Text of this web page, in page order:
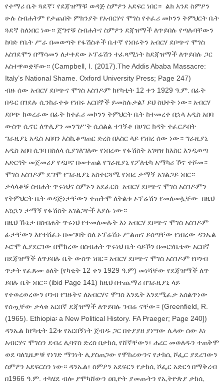
የተማሪ ቤት ጓደኛ፣ የደጃዝማቹ ወዳጅ ስምዖን አደፍር ነበር። ልክ እንደ ስምዖን
ሁሉ ስብሐትም የታጨበት ምክንያት የአብርሃና ሞገስ የተፈሪ መኮንን ትምህርት ቤት
ጓደኛ ስለነበር ነው። ጀግኖቹ ስብሐትና ስምዖን ደጃዝማች ለጥይበሉ የጣሉባቸውን
ከባድ የቤት ሥራ በመወጣት የፋሽስቶች ቤተኛ የነበሩትን አብርሃ ደቦጭና ሞገስ
አስገደሞን በማሳመን ለታቀደው ኦፕሬሽን ተፈጻሚነት ከደጃዝማች ለጥይበሉ ጋር
አስተዋወቋቸው። (Campbell, I. (2017).The Addis Ababa Massacre:
Italy’s National Shame. Oxford University Press; Page 247)
ብዙ ሰው አብርሃ ደቦጭና ሞገስ አስገዶም ከየካቲት 12 ቀን 1929 ዓ.ም. በፊት
በዱር በገደሉ ሲንከራተቱ የነበሩ አርበኞች ይመስሉታል፤ ይህ ስህተት ነው። አብርሃ
ደቦጭ ከወረራው በፊት ከተፈሪ መኮንን ትምህርት ቤት ከተመረቀ በኋላ አዲስ አበባ
ውስጥ ሲኖር ለጥሊያን መንግሥት ሲሰልል ተገኝቶ በሀገር ክዳት ተፈርዶበት
ግራዚያኒ አዲስ አበባን እስኪቆጣጠር ድረስ በእስር ላይ የነበረ ሰው ነው። ግራዚያኒ
አዲስ አበባ ሲገባ በስለላ ሲያገለግለው የነበረው የፋሽስት አገዛዝ ከእስር እንዲወጣ
አድርጎት መጀመሪያ የዲቦኖ በመቀጠል የግራዚያኒ የፖለቲካ አማካሪ ኾኖ ተሾመ።
ሞገስ አስገዶም ደግሞ የግራዚያኒ አስተርጓሚ የነበረ ታማኝ አገልጋይ ነበር።
ታላላቆቹ ስብሐት ጥሩነህና ስምኦን አደፈርስ አብርሃ ደቦጭና ሞገስ አስገዶምን
የትምህርት ቤት ወዳጅነታቸውን ተጠቅሞ ለትልቁ ኦፕሬሽን የመለመሏቸው በዚህ
አኳኋን ታማኝ የፋሽስት አገልጋዮች እያሉ ነው።
በዚህ ኹኔታ በስብሐት ጥሩነህ የተመለመሉት እነ አብርሃ ደቦጭና ሞገስ አስገዶም
ፊታቸውን እየተሸፈኑ በመግባት ስለ ኦፕሬሽኑ ሥልጠና ይሰጣቸው የነበረው ዳንኤል
ኦሮሞ ሊያደርገው በሞከረው በስብሐት ጥሩነህ ቤት ሳይኾን በመርሃቤቴው አርበኛ
በደጃዝማች ለጥይበሉ ቤት ውስጥ ነበር። አብርሃ ደቦጭና ሞገስ አስገዶም የቦንብ
ጥቃት የፈጸሙ ዕለት (የካቲት 12 ቀን 1929 ዓ.ም) መነሻቸው የደጃዝማች ለጥ
ይበሉ ቤት ነበር። (ibid Page 141) ከዚህ በተጨማሪ በግራዚያኒ ላይ
የተወረወረውን ቦንብ የገዙትና ለአብርሃና ሞገስ እንዴት እንደሚፈታ አሰልጥነው
የሰጧቸው ታላቁ አርበኛ ደጃዝማች ለጥይበሉ ገብሬ ናቸው። (Greenfield, R.
(1965). Ethiopia፡ a New Political History. FA Praeger; Page 240])
ዳንኤል ከየካቲት 12ቱ የአርበኝነት ጀብዱ ጋር በተያያዘ ያነሣው ሌላው ሰው እነ
አብርሃና ሞገስን ደብረ ሊባኖስ ድረስ በታክሲ የሸኛቸውን፣ ሐረር መወለዱን ተጠቅሞ
ወደ ባለጊዜዎቹ የነገድ ማንነት ሊያስጠጋው የሞከረውንና የታክሲ ሾፌር ያደረገውን
ስምዖን አደፍርስን ነው። ዳንኤል፣ ስምዖን አደፍርን የታክሲ ሾፌር አድርጎ በማቅረብ
በ1966 ዓ.ም. ተካሄደ ብሎ ያሞካሸውን ዐቢዮት ያመጡትን የኢትዮጵያ ታክሲ